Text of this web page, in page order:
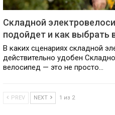
Складной
подойдет и как выбрать
В каких сценариях складной
действительно удобен
велосипед — это не просто…
PREV NEXT 1 из 2